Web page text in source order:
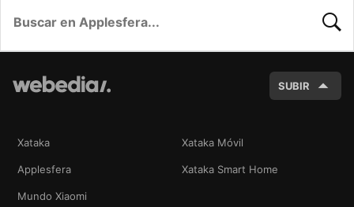
SUBIR
Xataka Xataka Móvil
Applesfera Xataka Smart Home
Mundo Xiaomi